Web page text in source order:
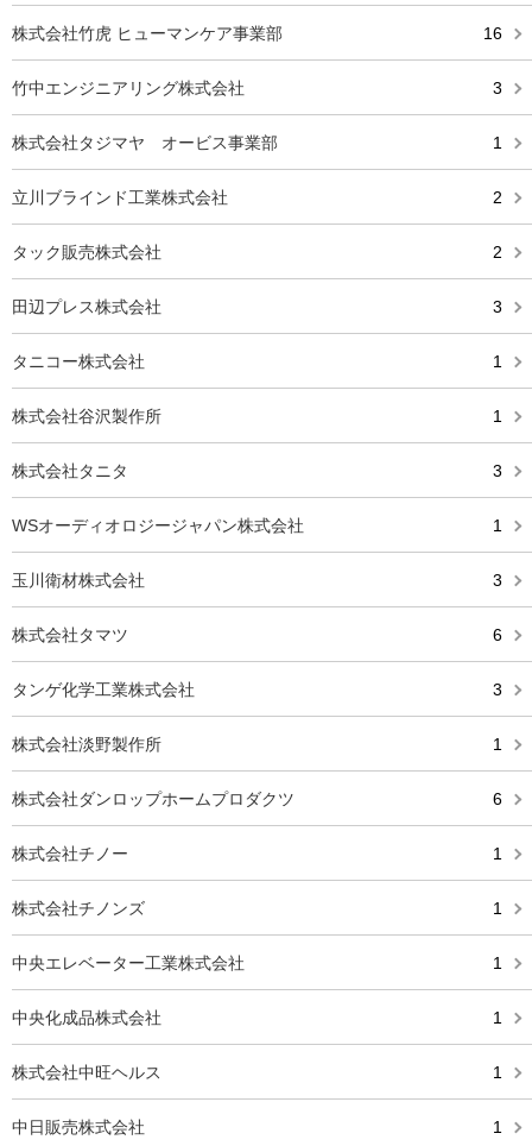
株式会社竹虎 ヒューマンケア事業部 16
竹中エンジニアリング株式会社 3
株式会社タジマヤ オービス事業部 1
立川ブラインド工業株式会社 2
タック販売株式会社 2
田辺プレス株式会社 3
タニコー株式会社 1
株式会社谷沢製作所 1
株式会社タニタ 3
WSオーディオロジージャパン株式会社 1
玉川衛材株式会社 3
株式会社タマツ 6
タンゲ化学工業株式会社 3
株式会社淡野製作所 1
株式会社ダンロップホームプロダクツ 6
株式会社チノー 1
株式会社チノンズ 1
中央エレベーター工業株式会社 1
中央化成品株式会社 1
株式会社中旺ヘルス 1
中日販売株式会社 1